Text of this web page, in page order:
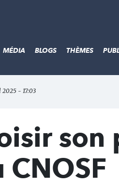
MÉDIA BLOGS THÈMES
2025 - 17:03
son